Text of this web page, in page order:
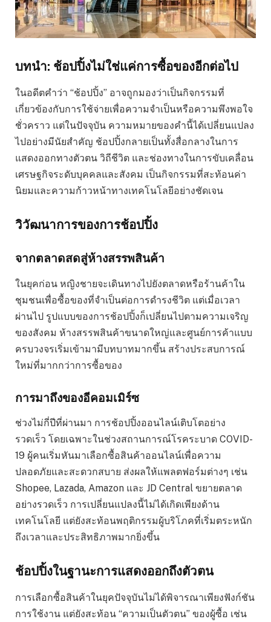
บทนำ: ช้อปปิ้งไม่ใช่แค่การซื้อของอีกต่อไป
ในอดีตคำว่า “ช้อปปิ้ง” อาจถูกมองว่าเป็นกิจกรรมที่
เกี่ยวข้องกับการใช้จ่ายเพื่อความจำเป็นหรือความพึงพอใจ
ชั่วคราว แต่ในปัจจุบัน ความหมายของคำนี้ได้เปลี่ยนแปลง
ไปอย่างมีนัยสำคัญ ช้อปปิ้งกลายเป็นทั้งสื่อกลางในการ
แสดงออกทางตัวตน วิถีชีวิต และช่องทางในการขับเคลื่อน
เศรษฐกิจระดับบุคคลและสังคม เป็นกิจกรรมที่สะท้อนค่า
นิยมและความก้าวหน้าทางเทคโนโลยีอย่างชัดเจน
วิวัฒนาการของการช้อปปิ้ง
จากตลาดสดสู่ห้างสรรพสินค้า
ในยุคก่อน หญิงชายจะเดินทางไปยังตลาดหรือร้านค้าใน
ชุมชนเพื่อซื้อของที่จำเป็นต่อการดำรงชีวิต แต่เมื่อเวลา
ผ่านไป รูปแบบของการช้อปปิ้งก็เปลี่ยนไปตามความเจริญ
ของสังคม ห้างสรรพสินค้าขนาดใหญ่และศูนย์การค้าแบบ
ครบวงจรเริ่มเข้ามามีบทบาทมากขึ้น สร้างประสบการณ์
ใหม่ที่มากกว่าการซื้อของ
การมาถึงของอีคอมเมิร์ซ
ช่วงไม่กี่ปีที่ผ่านมา การช้อปปิ้งออนไลน์เติบโตอย่าง
รวดเร็ว โดยเฉพาะในช่วงสถานการณ์โรคระบาด COVID-
19 ผู้คนเริ่มหันมาเลือกซื้อสินค้าออนไลน์เพื่อความ
ปลอดภัยและสะดวกสบาย ส่งผลให้แพลตฟอร์มต่างๆ เช่น
Shopee, Lazada, Amazon และ JD Central ขยายตลาด
อย่างรวดเร็ว การเปลี่ยนแปลงนี้ไม่ได้เกิดเพียงด้าน
เทคโนโลยี แต่ยังสะท้อนพฤติกรรมผู้บริโภคที่เริ่มตระหนัก
ถึงเวลาและประสิทธิภาพมากยิ่งขึ้น
ช้อปปิ้งในฐานะการแสดงออกถึงตัวตน
การเลือกซื้อสินค้าในยุคปัจจุบันไม่ได้พิจารณาเพียงฟังก์ชัน
การใช้งาน แต่ยังสะท้อน “ความเป็นตัวตน” ของผู้ซื้อ เช่น